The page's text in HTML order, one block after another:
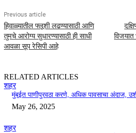
Previous article
हिवाळ्यातील फ्लूशी लढण्यासाठी आणि
तुमचे आरोग्य सुधारण्यासाठी ही साधी
आवळा सूप रेसिपी आहे
RELATED ARTICLES
शहर
मुंबईत पाणीपुरवठा करणे, अधिक पावसाचा अंदाज,
May 26, 2025
शहर